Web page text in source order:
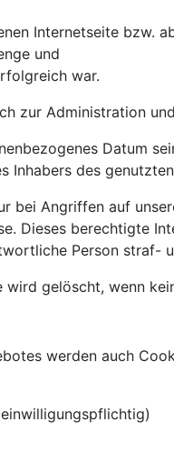
Internetseite bzw.
und
war.
zur Administration
Datum
Inhabers des
bei Angriffen auf
Dieses berechtigte
Person straf-
wird gelöscht, wenn
werden auch